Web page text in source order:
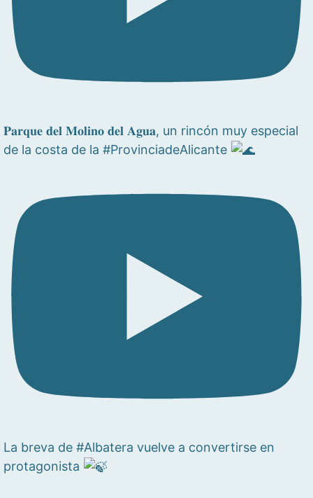
𝐏𝐚𝐫𝐪𝐮𝐞 𝐝𝐞𝐥 𝐌𝐨𝐥𝐢𝐧𝐨 𝐝𝐞𝐥 𝐀𝐠𝐮𝐚, un rincón muy especial
de la costa de la #ProvinciadeAlicante
La breva de #Albatera vuelve a convertirse en
protagonista